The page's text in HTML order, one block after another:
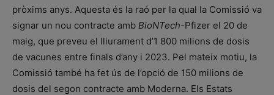
pròxims anys. Aquesta és la raó per la qual la Comissió va
signar un nou contracte amb BioNTech-Pfizer el 20 de
maig, que preveu el lliurament d’1 800 milions de dosis
de vacunes entre finals d’any i 2023. Pel mateix motiu, la
Comissió també ha fet ús de l’opció de 150 milions de
dosis del segon contracte amb Moderna. Els Estats